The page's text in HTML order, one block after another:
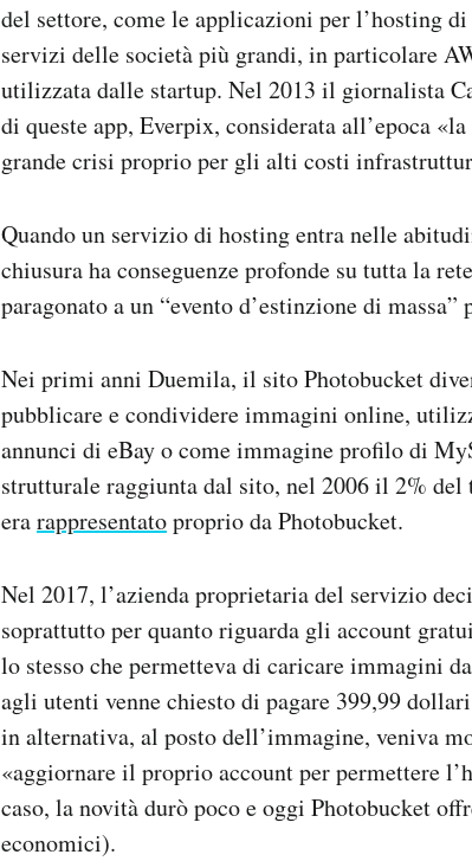
del settore, come le applicazioni per l’hosting
servizi delle società più grandi, in particolare
utilizzata dalle startup. Nel 2013 il giornalista
di queste app, Everpix, considerata all’epoca
grande crisi proprio per gli alti costi
Quando un servizio di hosting entra nelle
chiusura ha conseguenze profonde su tutta la
paragonato a un “evento d’estinzione di
Nei primi anni Duemila, il sito Photobucket
pubblicare e condividere immagini online,
annunci di eBay o come immagine profilo di
strutturale raggiunta dal sito, nel 2006 il 2%
erarappresentatoproprio da Photobucket.
Nel 2017, l’azienda proprietaria del servizio
soprattutto per quanto riguarda gli account
lo stesso che permetteva di caricare immagini
agli utenti venne chiesto di pagare 399,99
in alternativa, al posto dell’immagine, veniva
«aggiornare il proprio account per permettere
caso, la novità durò poco e oggi Photobucket
economici).